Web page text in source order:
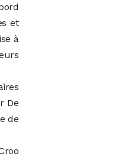
et
à
De
de